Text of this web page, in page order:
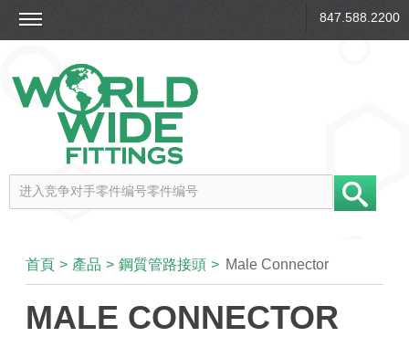
847.588.2200
首頁 > 產品 > 鋼質管路接頭 > Male Connector
MALE CONNECTOR